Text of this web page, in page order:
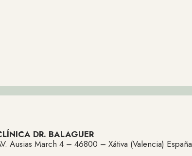
DR. BALAGUER
Ausias March 4 – 46800 – Xátiva (Valencia) España